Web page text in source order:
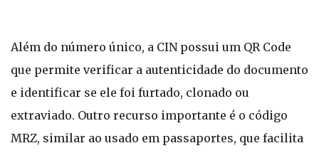
Além do número único, a CIN possui um QR Code
que permite verificar a autenticidade do documento
e identificar se ele foi furtado, clonado ou
extraviado. Outro recurso importante é o código
MRZ, similar ao usado em passaportes, que facilita